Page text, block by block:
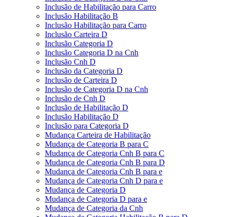
Inclusão de Habilitação para Carro
Inclusão Habilitação B
Inclusão Habilitação para Carro
Inclusão Carteira D
Inclusão Categoria D
Inclusão Categoria D na Cnh
Inclusão Cnh D
Inclusão da Categoria D
Inclusão de Carteira D
Inclusão de Categoria D na Cnh
Inclusão de Cnh D
Inclusão de Habilitação D
Inclusão Habilitação D
Inclusão para Categoria D
Mudança Carteira de Habilitação
Mudança de Categoria B para C
Mudança de Categoria Cnh B para C
Mudança de Categoria Cnh B para D
Mudança de Categoria Cnh B para e
Mudança de Categoria Cnh D para e
Mudança de Categoria D
Mudança de Categoria D para e
Mudança de Categoria da Cnh